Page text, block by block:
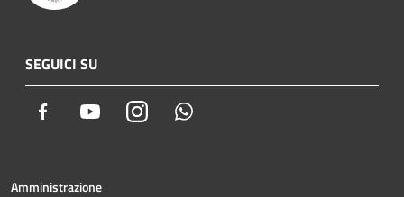
SEGUICI SU
Facebook YoutubeInstagram
Amministrazione